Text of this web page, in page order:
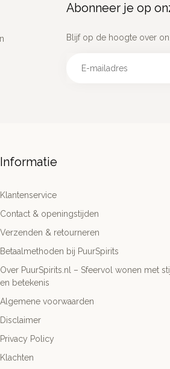
Abonneer je op
Blijf op de hoogte over
Informatie
Klantenservice
Contact & openingstijden
Verzenden & retourneren
Betaalmethoden bij PuurSpirits
Over PuurSpirits.nl – Sfeervol wonen met
en betekenis
Algemene voorwaarden
Disclaimer
Privacy Policy
Klachten